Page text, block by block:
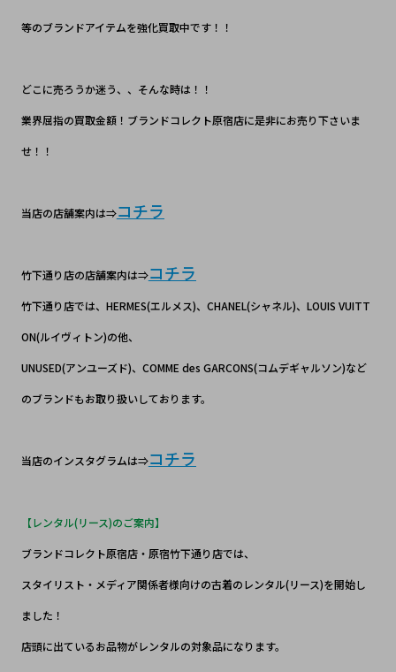
等のブランドアイテムを強化買取中です！！
どこに売ろうか迷う、、そんな時は！！
業界屈指の買取金額！ブランドコレクト原宿店に是非にお売り下さいま
せ！！
当店の店舗案内は⇒コチラ
竹下通り店の店舗案内は⇒コチラ
竹下通り店では、HERMES(エルメス)、CHANEL(シャネル)、LOUIS VUITT
ON(ルイヴィトン)の他、
UNUSED(アンユーズド)、COMME des GARCONS(コムデギャルソン)など
のブランドもお取り扱いしております。
当店のインスタグラムは⇒コチラ
【レンタル(リース)のご案内】
ブランドコレクト原宿店・原宿竹下通り店では、
スタイリスト・メディア関係者様向けの古着のレンタル(リース)を開始し
ました！
店頭に出ているお品物がレンタルの対象品になります。